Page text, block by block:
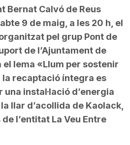
Bernat Calvó de Reus
9 de maig, a les 20 h, el
pel grup Pont de
de l’Ajuntament de
el lema «Llum per sostenir
la recaptació íntegra es
instal·lació d’energia
llar d’acollida de Kaolack,
l’entitat La Veu Entre